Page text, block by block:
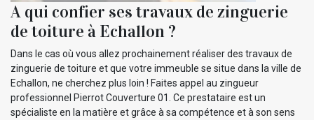
A qui confier ses travaux de zinguerie
de toiture à Echallon ?
Dans le cas où vous allez prochainement réaliser des travaux de
zinguerie de toiture et que votre immeuble se situe dans la ville de
Echallon, ne cherchez plus loin ! Faites appel au zingueur
professionnel Pierrot Couverture 01. Ce prestataire est un
spécialiste en la matière et grâce à sa compétence et à son sens